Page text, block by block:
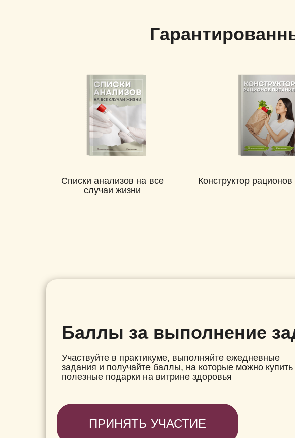
Списки анализов на все
случаи жизни
Конструктор
Баллы за выполнение
Участвуйте в практикуме, выполняйте ежедневные
задания и получайте баллы, на которые можно купить
полезные подарки на витрине здоровья
ПРИНЯТЬ УЧАСТИЕ